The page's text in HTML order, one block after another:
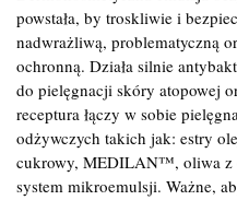
powstała, by troskliwie i
nadwrażliwą, problematyczną
ochronną. Działa silnie
do pielęgnacji skóry atopowej
receptura łączy w sobie
odżywczych takich jak: estry
cukrowy, MEDILAN™, oliwa z
system mikroemulsji. Ważne,